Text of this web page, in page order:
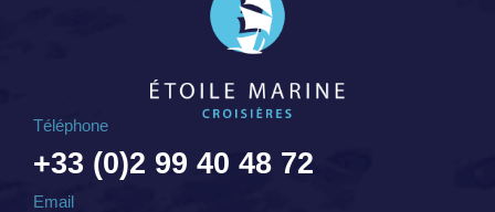
Téléphone
+33 (0)2 99 40 48 72
Email